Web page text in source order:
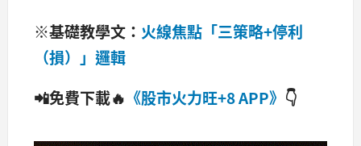
※基礎教學文： 火線焦點「三策略+停利
（損）」邏輯
📲免費下載🔥 《股市火力旺+8 APP》 👇